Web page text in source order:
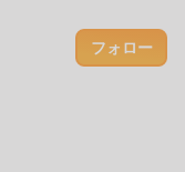
フォロー